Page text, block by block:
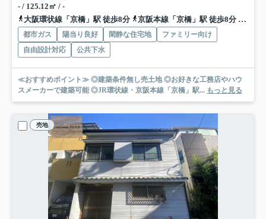
- / 125.12㎡ / -
大阪環状線「京橋」駅 徒歩8分
京阪本線「京橋」駅 徒歩8分 地下
都市ガス 陽当り良好 閑静な住宅地
ファミリー向け
自由設計対応
公共下水
≪おすすめポイント≫ ◎建築条件無し売土地 ◎お好きな工務店やハウ
スメーカーで建築可能 ◎JR環状線・京阪本線「京橋」駅... もっと見る
売地